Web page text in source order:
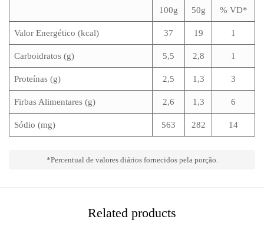
100g 50g % VD*
Valor Energético (kcal) 37 19 1
Carboidratos (g) 5,5 2,8 1
Proteínas (g) 2,5 1,3 3
Firbas Alimentares (g) 2,6 1,3 6
Sódio (mg) 563 282 14
*Percentual de valores diários fornecidos pela porção.
Related products